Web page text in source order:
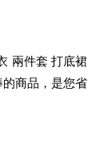
兩件套 打底裙
商品，是您省